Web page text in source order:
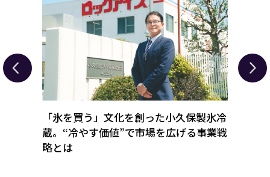
「氷を買う」文化を創った小久保製氷冷
蔵。“冷やす価値”で市場を広げる事業戦
略とは